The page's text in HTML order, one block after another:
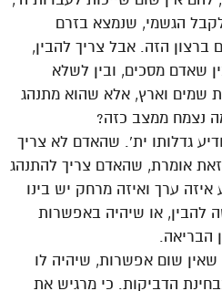
הגשמי, שנמצא בזרם
הזה. אבל צריך להבין,
שאדם מסכים, ובין לשלא
שמים וארץ, אלא שהוא מתנהג
נצמח ממצב כזה?
גדלותו ית’. שהאדם לא צריך
אומרת, שהאדם צריך להתנהג
ערך ואיזה מרחק יש בינו
להבין, או שיהיה באפשרות
הבריאה.
שאין שום אפשרות, שיהיה לו
הדביקות. כי מרגיש את